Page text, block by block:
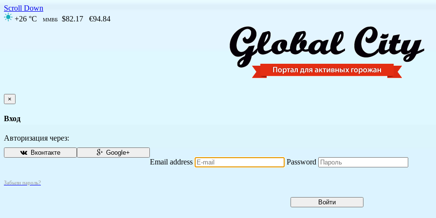
Scroll Down
+26 °C
ММВБ $82.17 €94.84
×
Вход
Авторизация через:
Вконтакте Google+
Email address Password
Забыли пароль?
Войти